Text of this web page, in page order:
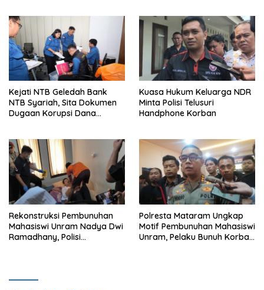
Kejati NTB Geledah Bank
NTB Syariah, Sita Dokumen
Dugaan Korupsi Dana
Kuasa Hukum Keluarga NDR
Minta Polisi Telusuri
Handphone Korban
Rekonstruksi Pembunuhan
Mahasiswi Unram Nadya Dwi
Ramadhany, Polisi
Polresta Mataram Ungkap
Motif Pembunuhan Mahasiswi
Unram, Pelaku Bunuh Korban